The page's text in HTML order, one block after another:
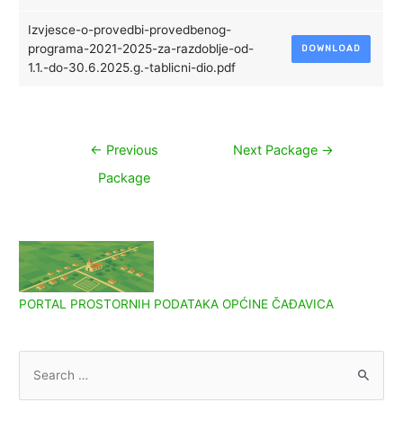
Izvjesce-o-provedbi-provedbenog-
programa-2021-2025-za-razdoblje-od-
1.1.-do-30.6.2025.g.-tablicni-dio.pdf
DOWNLOAD
Navigacija
← Previous
Package
Next Package →
PORTAL PROSTORNIH PODATAKA OPĆINE ČAĐAVICA